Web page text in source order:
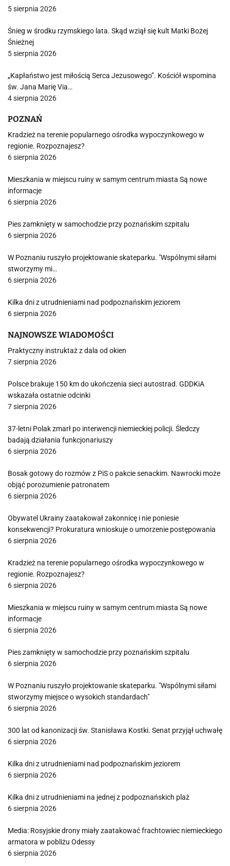
5 sierpnia 2026
Śnieg w środku rzymskiego lata. Skąd wziął się kult Matki Bożej
Śnieżnej
5 sierpnia 2026
„Kapłaństwo jest miłością Serca Jezusowego”. Kościół wspomina
św. Jana Marię Via…
4 sierpnia 2026
POZNAŃ
Kradzież na terenie popularnego ośrodka wypoczynkowego w
regionie. Rozpoznajesz?
6 sierpnia 2026
Mieszkania w miejscu ruiny w samym centrum miasta Są nowe
informacje
6 sierpnia 2026
Pies zamknięty w samochodzie przy poznańskim szpitalu
6 sierpnia 2026
W Poznaniu ruszyło projektowanie skateparku. "Wspólnymi siłami
stworzymy mi…
6 sierpnia 2026
Kilka dni z utrudnieniami nad podpoznańskim jeziorem
6 sierpnia 2026
NAJNOWSZE WIADOMOŚCI
Praktyczny instruktaż z dala od okien
7 sierpnia 2026
Polsce brakuje 150 km do ukończenia sieci autostrad. GDDKiA
wskazała ostatnie odcinki
7 sierpnia 2026
37-letni Polak zmarł po interwencji niemieckiej policji. Śledczy
badają działania funkcjonariuszy
6 sierpnia 2026
Bosak gotowy do rozmów z PiS o pakcie senackim. Nawrocki może
objąć porozumienie patronatem
6 sierpnia 2026
Obywatel Ukrainy zaatakował zakonnicę i nie poniesie
konsekwencji? Prokuratura wnioskuje o umorzenie postępowania
6 sierpnia 2026
Kradzież na terenie popularnego ośrodka wypoczynkowego w
regionie. Rozpoznajesz?
6 sierpnia 2026
Mieszkania w miejscu ruiny w samym centrum miasta Są nowe
informacje
6 sierpnia 2026
Pies zamknięty w samochodzie przy poznańskim szpitalu
6 sierpnia 2026
W Poznaniu ruszyło projektowanie skateparku. "Wspólnymi siłami
stworzymy miejsce o wysokich standardach"
6 sierpnia 2026
300 lat od kanonizacji św. Stanisława Kostki. Senat przyjął uchwałę
6 sierpnia 2026
Kilka dni z utrudnieniami nad podpoznańskim jeziorem
6 sierpnia 2026
Kilka dni z utrudnieniami na jednej z podpoznańskich plaż
6 sierpnia 2026
Media: Rosyjskie drony miały zaatakować frachtowiec niemieckiego
armatora w pobliżu Odessy
6 sierpnia 2026